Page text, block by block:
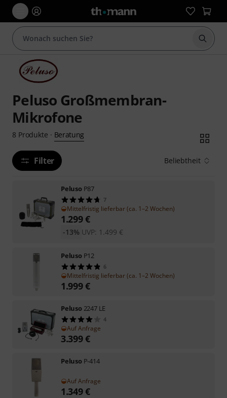
Suche
Peluso Großmembran-
Mikrofone
8 Produkte · Beratung
Filter Beliebtheit
Peluso P87
7
Mittelfristig lieferbar (ca. 1–2 Wochen)
1.299€
UVP: 1.499 €
-13%
Peluso P12
6
Mittelfristig lieferbar (ca. 1–2 Wochen)
1.999€
Peluso 2247 LE
4
Auf Anfrage
3.399€
Peluso P-414
Auf Anfrage
1.349€